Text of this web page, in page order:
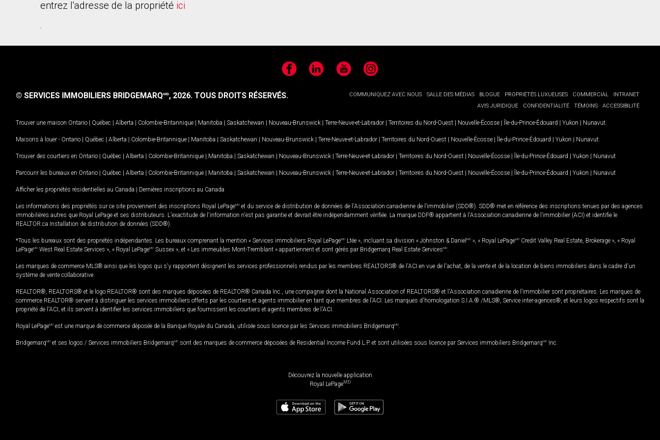
entrez l'adresse de la propriété ici
.
FacebookLinkedIn YouTubeInstagram
COMMUNIQUEZ AVEC NOUS SALLE DES MÉDIAS BLOGUE PROPRIÉTÉS LUXUEUSES COMMERCIAL
INTRANET
AVIS JURIDIQUE
CONFIDENTIALITÉ TÉMOINS ACCESSIBILITÉ
© SERVICES IMMOBILIERS BRIDGEMARQMD, 2026. TOUS DROITS RÉSERVÉS.
Trouver une maison Ontario | Québec | Alberta | Colombie-Britannique | Manitoba | Saskatchewan | Nouveau-Brunswick | Terre-Neuve-et-Labrador | Territoires du Nord-Ouest | Nouvelle-Écosse | Île-du-Prince-Édouard | Yukon | Nunavut
Maisons à louer - Ontario | Québec | Alberta | Colombie-Britannique | Manitoba | Saskatchewan | Nouveau-Brunswick | Terre-Neuve-et-Labrador | Territoires du Nord-Ouest | Nouvelle-Écosse | Île-du-Prince-Édouard | Yukon | Nunavut
Trouver des courtiers en Ontario | Québec | Alberta | Colombie-Britannique | Manitoba | Saskatchewan | Nouveau-Brunswick | Terre-Neuve-et-Labrador | Territoires du Nord-Ouest | Nouvelle-Écosse | Île-du-Prince-Édouard | Yukon | Nunavut
Parcourir les bureaux en Ontario | Québec | Alberta | Colombie-Britannique | Manitoba | Saskatchewan | Nouveau-Brunswick | Terre-Neuve-et-Labrador | Territoires du Nord-Ouest | Nouvelle-Écosse | Île-du-Prince-Édouard | Yukon | Nunavut
Afficher les propriétés résidentielles au Canada | Dernières inscriptions au Canada
Les informations des propriétés sur ce site proviennent des inscriptions Royal LePageMD et du service de distribution de données de l'Association canadienne de l’immobilier (SDD®). SDD® met en référence des inscriptions tenues par des agences
immobilières autres que Royal LePage et ses distributeurs. L'exactitude de l'information n'est pas garantie et devrait être indépendamment vérifiée. La marque DDF® appartient à l'Association canadienne de l’immobilier (ACI) et identifie le
REALTOR.ca Installation de distribution de données (SDD®).
*Tous les bureaux sont des propriétés indépendantes. Les bureaux comprenant la mention « Services immobiliers Royal LePageMD Ltée », incluant sa division « Johnston & Daniel MD », « Royal LePageMD Credit Valley Real Estate, Brokerage », « Royal
LePageMD West Real Estate Services », « Royal LePageMD Sussex », et « Les immeubles Mont-Tremblant » appartiennent et sont gérés par Bridgemarq Real Estate ServicesMD
Les marques de commerce MLS® ainsi que les logos qui s'y rapportent désignent les services professionnels rendus par les membres REALTORS® de l'ACI en vue de l'achat, de la vente et de la location de biens immobiliers dans le cadre d'un
système de vente collaborative.
REALTOR®, REALTORS® et le logo REALTOR® sont des marques déposées de REALTOR® Canada Inc., une compagnie dont la National Association of REALTORS® et l'Association canadienne de l’immobilier sont propriétaires. Les marques de
commerce REALTOR® servent à distinguer les services immobiliers offerts par les courtiers et agents immobilier en tant que membres de l'ACI. Les marques d'homologation S.I.A.® /MLS®, Service inter-agences®, et leurs logos respectifs sont la
propriété de l'ACI, et ils servent à identifier les services immobiliers que fournissent les courtiers et agents membres de l'ACI.
Royal LePageMD est une marque de commerce déposée de la Banque Royale du Canada, utilisée sous licence par les Services immobiliers BridgemarqMD
BridgemarqMD et ses logos / Services immobiliers BridgemarqMD sont des marques de commerce déposées de Residential Income Fund L.P. et sont utilisées sous licence par Services immobiliers BridgemarqMD Inc.
Découvrez la nouvelle application
Royal LePageMD